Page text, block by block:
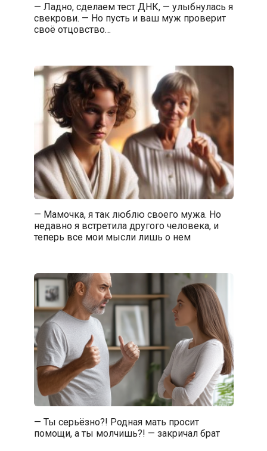
— Ладно, сделаем тест ДНК, — улыбнулась я
свекрови. — Но пусть и ваш муж проверит
своё отцовство…
— Мамочка, я так люблю своего мужа. Но
недавно я встретила другого человека, и
теперь все мои мысли лишь о нем
— Ты серьёзно?! Родная мать просит
помощи, а ты молчишь?! — закричал брат